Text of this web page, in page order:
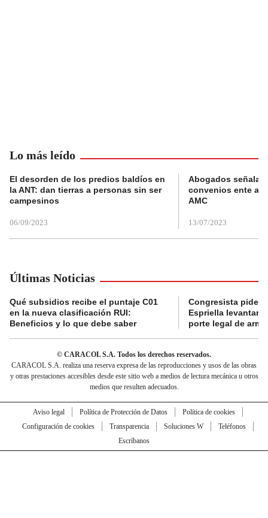
Lo más leído
El desorden de los predios baldíos en
la ANT: dan tierras a personas sin ser
campesinos
06/09/2023
Abogados
convenios ente
AMC
13/07/2023
Últimas Noticias
Qué subsidios recibe el puntaje C01
en la nueva clasificación RUI:
Beneficios y lo que debe saber
Congresista pide a
Espriella levantar
porte legal de
© CARACOL S.A. Todos los derechos reservados.
CARACOL S.A. realiza una reserva expresa de las reproducciones y usos de las obras
y otras prestaciones accesibles desde este sitio web a medios de lectura mecánica u otros
medios que resulten adecuados.
Aviso legal Política de Protección de Datos
Política de cookies
Configuración de cookies
Transparencia Soluciones W
Teléfonos
Escríbanos